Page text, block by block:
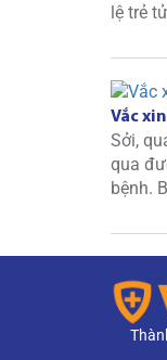
lệ trẻ
Vắc
Sởi,
qua
bệnh.